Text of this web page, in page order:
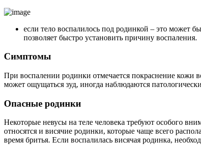
если тело воспалилось под родинкой – это может
позволяет быстро установить причину воспаления.
Симптомы
При воспалении родинки отмечается покраснение кожи
может ощущаться зуд, иногда наблюдаются
Опасные родинки
Некоторые невусы на теле человека требуют особого
относятся и висячие родинки, которые чаще всего
время бритья. Если воспалилась висячая родинка,